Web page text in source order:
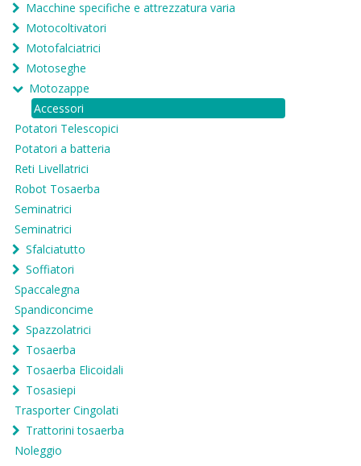
Macchine specifiche e attrezzatura varia
Motocoltivatori
Motofalciatrici
Motoseghe
Motozappe
Accessori
Potatori Telescopici
Potatori a batteria
Reti Livellatrici
Robot Tosaerba
Seminatrici
Seminatrici
Sfalciatutto
Soffiatori
Spaccalegna
Spandiconcime
Spazzolatrici
Tosaerba
Tosaerba Elicoidali
Tosasiepi
Trasporter Cingolati
Trattorini tosaerba
Noleggio